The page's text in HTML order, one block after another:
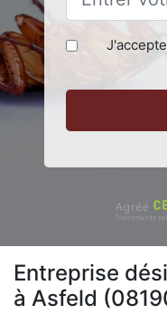
Entreprise
à Asfeld